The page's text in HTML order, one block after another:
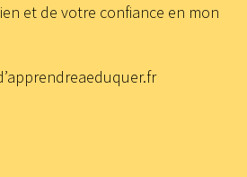
et de votre confiance en mon